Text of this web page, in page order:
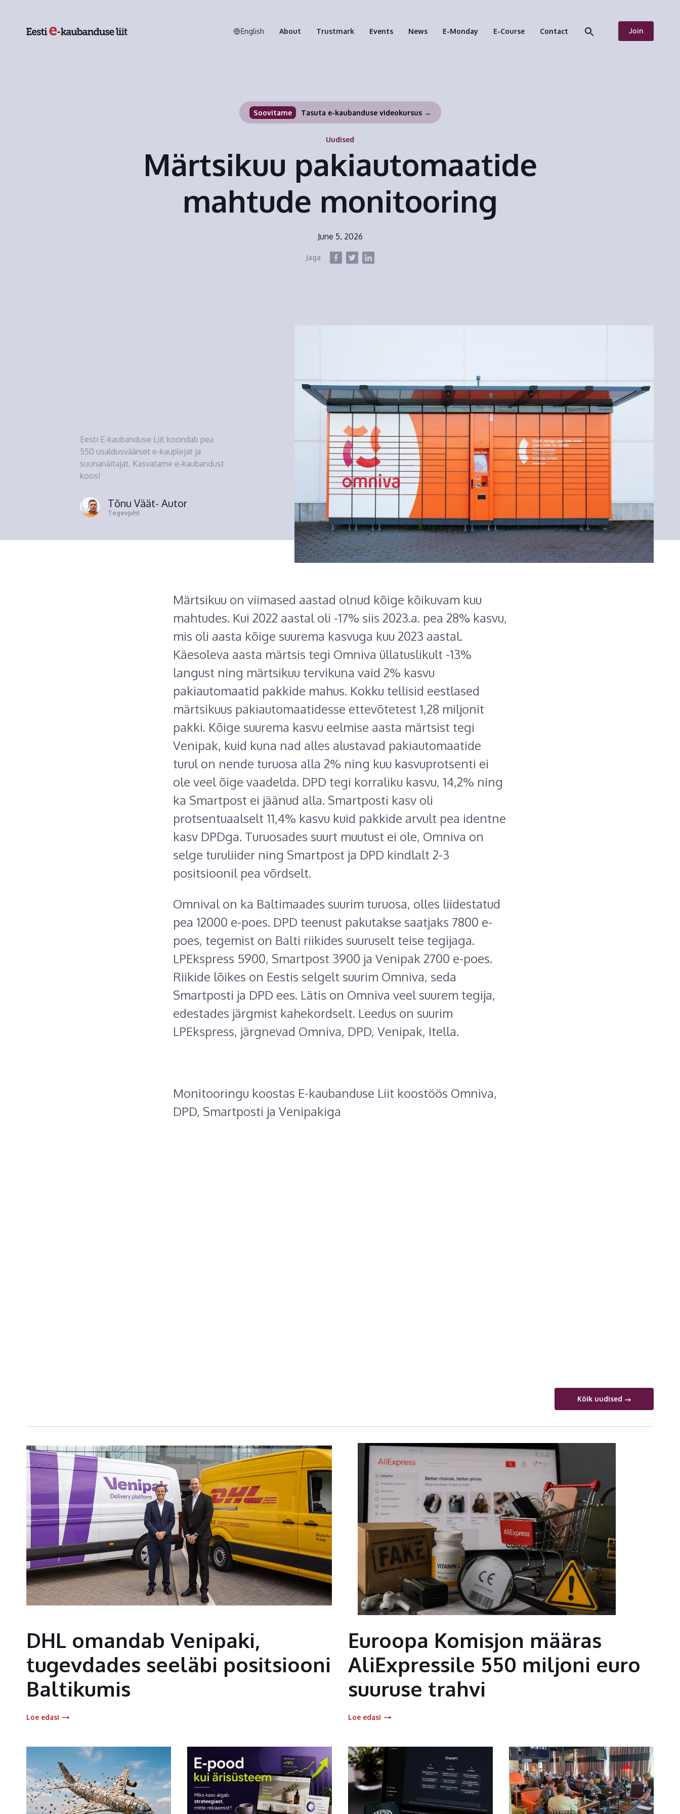
English About Trustmark Events News E-Monday E-Course Contact Join
Soovitame Tasuta e-kaubanduse videokursus →
Uudised
Märtsikuu pakiautomaatide
mahtude monitooring
June 5, 2026
Jaga
Eesti E-kaubanduse Liit koondab pea
550 usaldusväärset e-kauplejat ja
suunanäitajat. Kasvatame e-kaubandust
koos!
Tõnu Väät- Autor
Tegevjuht
Märtsikuu on viimased aastad olnud kõige kõikuvam kuu
mahtudes. Kui 2022 aastal oli -17% siis 2023.a. pea 28% kasvu,
mis oli aasta kõige suurema kasvuga kuu 2023 aastal.
Käesoleva aasta märtsis tegi Omniva üllatuslikult -13%
langust ning märtsikuu tervikuna vaid 2% kasvu
pakiautomaatid pakkide mahus. Kokku tellisid eestlased
märtsikuus pakiautomaatidesse ettevõtetest 1,28 miljonit
pakki. Kõige suurema kasvu eelmise aasta märtsist tegi
Venipak, kuid kuna nad alles alustavad pakiautomaatide
turul on nende turuosa alla 2% ning kuu kasvuprotsenti ei
ole veel õige vaadelda. DPD tegi korraliku kasvu, 14,2% ning
ka Smartpost ei jäänud alla. Smartposti kasv oli
protsentuaalselt 11,4% kasvu kuid pakkide arvult pea identne
kasv DPDga. Turuosades suurt muutust ei ole, Omniva on
selge turuliider ning Smartpost ja DPD kindlalt 2-3
positsioonil pea võrdselt.
Omnival on ka Baltimaades suurim turuosa, olles liidestatud
pea 12000 e-poes. DPD teenust pakutakse saatjaks 7800 e-
poes, tegemist on Balti riikides suuruselt teise tegijaga.
LPEkspress 5900, Smartpost 3900 ja Venipak 2700 e-poes.
Riikide lõikes on Eestis selgelt suurim Omniva, seda
Smartposti ja DPD ees. Lätis on Omniva veel suurem tegija,
edestades järgmist kahekordselt. Leedus on suurim
LPEkspress, järgnevad Omniva, DPD, Venipak, Itella.
Monitooringu koostas E-kaubanduse Liit koostöös Omniva,
DPD, Smartposti ja Venipakiga
Kõik uudised
DHL omandab Venipaki,
tugevdades seeläbi positsiooni
Baltikumis
Loe edasi
Euroopa Komisjon määras
AliExpressile 550 miljoni euro
suuruse trahvi
Loe edasi